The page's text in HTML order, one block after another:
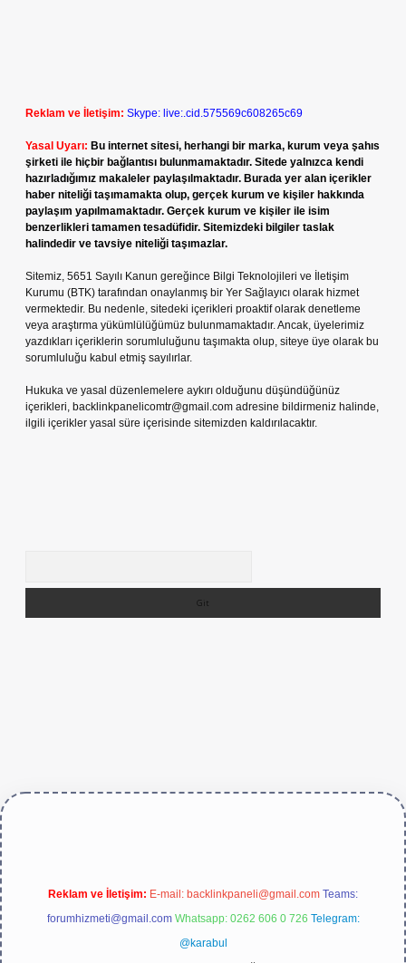
Reklam ve İletişim: Skype: live:.cid.575569c608265c69
Yasal Uyarı: Bu internet sitesi, herhangi bir marka, kurum veya şahıs
şirketi ile hiçbir bağlantısı bulunmamaktadır. Sitede yalnızca kendi
hazırladığımız makaleler paylaşılmaktadır. Burada yer alan içerikler
haber niteliği taşımamakta olup, gerçek kurum ve kişiler hakkında
paylaşım yapılmamaktadır. Gerçek kurum ve kişiler ile isim
benzerlikleri tamamen tesadüfidir. Sitemizdeki bilgiler taslak
halindedir ve tavsiye niteliği taşımazlar.
Sitemiz, 5651 Sayılı Kanun gereğince Bilgi Teknolojileri ve İletişim
Kurumu (BTK) tarafından onaylanmış bir Yer Sağlayıcı olarak hizmet
vermektedir. Bu nedenle, sitedeki içerikleri proaktif olarak denetleme
veya araştırma yükümlülüğümüz bulunmamaktadır. Ancak, üyelerimiz
yazdıkları içeriklerin sorumluluğunu taşımakta olup, siteye üye olarak bu
sorumluluğu kabul etmiş sayılırlar.
Hukuka ve yasal düzenlemelere aykırı olduğunu düşündüğünüz
içerikleri, backlinkpanelicomtr@gmail.com adresine bildirmeniz halinde,
ilgili içerikler yasal süre içerisinde sitemizden kaldırılacaktır.
Reklam ve İletişim: E-mail: backlinkpaneli@gmail.com Teams:
forumhizmeti@gmail.com Whatsapp: 0262 606 0 726 Telegram:
@karabul